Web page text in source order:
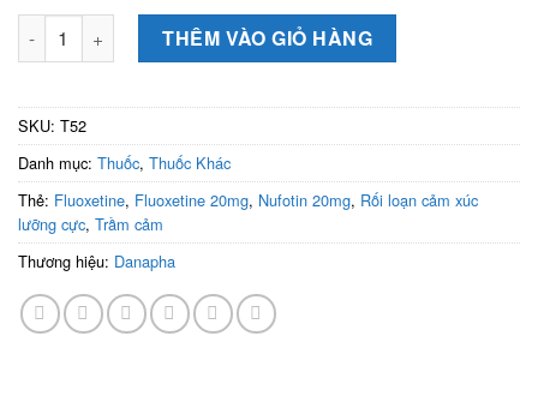
Nufotin 20mg (Hộp 3 vỉ x 10 viên) - Thuốc điều trị trầm cảm,
THÊM VÀO GIỎ HÀNG
SKU: T52
Danh mục: Thuốc, Thuốc Khác
Thẻ: Fluoxetine, Fluoxetine 20mg, Nufotin 20mg, Rối loạn cảm xúc
lưỡng cực, Trầm cảm
Thương hiệu: Danapha